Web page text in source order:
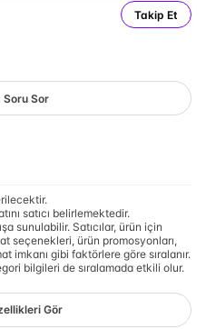
Takip Et
Soru Sor
satıcı belirlemektedir.
sunulabilir. Satıcılar, ürün için
seçenekleri, ürün promosyonları,
imkanı gibi faktörlere göre sıralanır.
bilgileri de sıralamada etkili olur.
Gör